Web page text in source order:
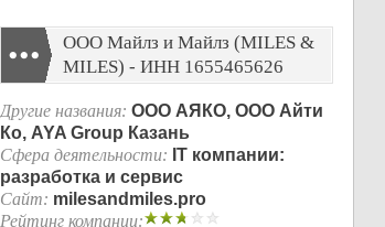
ООО Майлз и Майлз (MILES &
MILES) - ИНН 1655465626
Другие названия: ООО АЯКО, ООО Айти
Ко, AYA Group Казань
Сфера деятельности: IT компании:
разработка и сервис
Сайт: milesandmiles.pro
Рейтинг компании: